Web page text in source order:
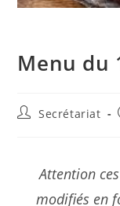
Menu du
Secrétariat
Attention
modifiés en